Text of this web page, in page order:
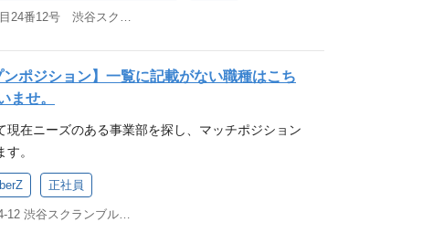
ム開発・運用に関する実務経験 開発チームのリーダ
高めたい方 責任感をもって施策を推進できる方 立場
粘り強く交渉を進めることができる方 理想を見据
課題解決を進められる方 柔軟に意見を受け入れ、チ
らコミュニケーションができる方
発環境 ■AIツール Claude Enterprise Premium Chat
削減・最適化に向けて主体的に動いた経験 【歓迎す
のいずれかに該当する方 最新のWeb、ITサービス、
リ等に対しての興味、知識 プログラミングスキル
クロ等でも可能） 英語力（ビジネスレベル） 【求
契約条件やコスト管理に対する真摯な態度 新しいシ
前向きな理解力 対外的なコミュニケーション能力
品質を保っていくことは技術難易度も高くやりが
ニアが多いです。また、ユーザとの距離が近くエン
見えやすいのも魅力です。 部署について Nic（ネッ
ションセンター）は、全国のサイバーエージェント
ットワークを支える組織です。 オフィス系ネットワ
り、ネットワークエンジニアとして成長できる環境
開発環境 ◼️ネットワーク領域 オフィスネットワーク
用 数百～数千人規模のオフィス系ネットワーク運
高密度環境） ■ネットワーク機器・製品 Cisco製品
LAN／ワイヤレスコントローラー ファイアウォール
ーケティング支援をお任せします。 （例）クライア
合家電メーカー 小売企業のID-POSデータを活用し
の戦略設計・プランニング・提案・実行・振り返り
ッションを担います。リテールメディアを通じて小
の売上を最大化するべく、小売企業のあらゆるアセ
題解決に取り組みます。 いま最も注目を集めるリテ
メーカー企業に対して「リアル店舗で売れる」マ
するお仕事です。リテールメディア事業はサイバ
も新規事業として注目度が高く、これからの事業の
ンポジション】一覧に記載がない職種はこち
ませ。
現在ニーズのある事業部を探し、マッチポジション
。
正社員
東京都渋谷区渋谷2-24-12 渋谷スクランブルスクエア23階